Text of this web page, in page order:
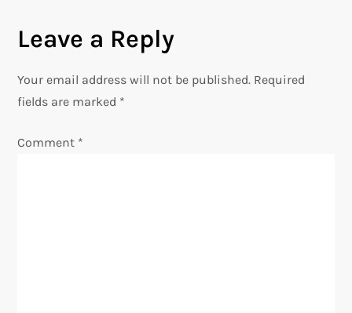
n
a
Leave a Reply
Your email address will not be published. Required
fields are marked *
Comment *